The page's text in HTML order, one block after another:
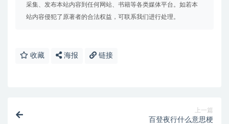
采集、发布本站内容到任何网站、书籍等各类媒体平台。如若本
站内容侵犯了原著者的合法权益，可联系我们进行处理。
收藏 海报 链接
上一篇
百登夜行什么意思梗